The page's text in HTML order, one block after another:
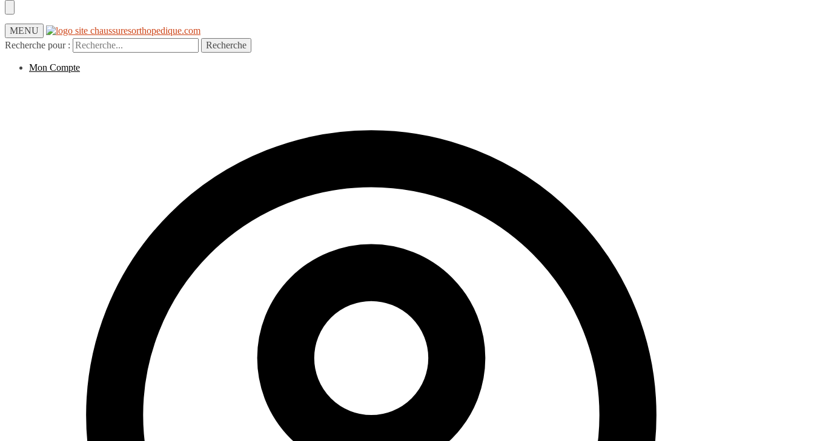
MENU
Recherche pour :
Recherche
Mon Compte